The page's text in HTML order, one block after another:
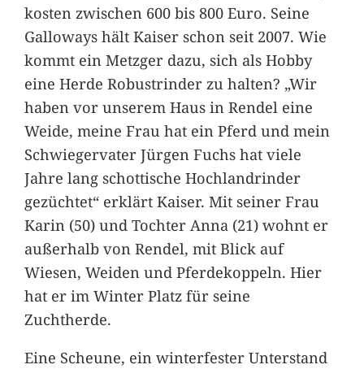
kosten zwischen 600 bis 800 Euro. Seine
Galloways hält Kaiser schon seit 2007. Wie
kommt ein Metzger dazu, sich als Hobby
eine Herde Robustrinder zu halten? „Wir
haben vor unserem Haus in Rendel eine
Weide, meine Frau hat ein Pferd und mein
Schwiegervater Jürgen Fuchs hat viele
Jahre lang schottische Hochlandrinder
gezüchtet“ erklärt Kaiser. Mit seiner Frau
Karin (50) und Tochter Anna (21) wohnt er
außerhalb von Rendel, mit Blick auf
Wiesen, Weiden und Pferdekoppeln. Hier
hat er im Winter Platz für seine
Zuchtherde.
Eine Scheune, ein winterfester Unterstand